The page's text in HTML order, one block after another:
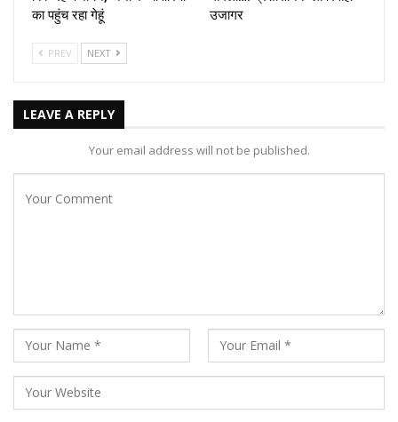
का पहुंच रहा गेहूं
उजागर
PREV NEXT
LEAVE A REPLY
Your email address will not be published.